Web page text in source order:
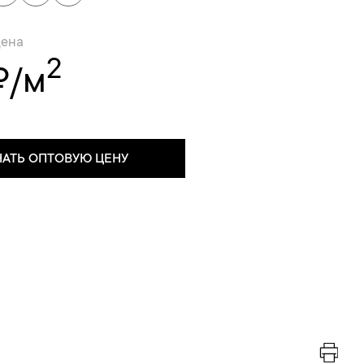
м2
ОПТОВУЮ ЦЕНУ